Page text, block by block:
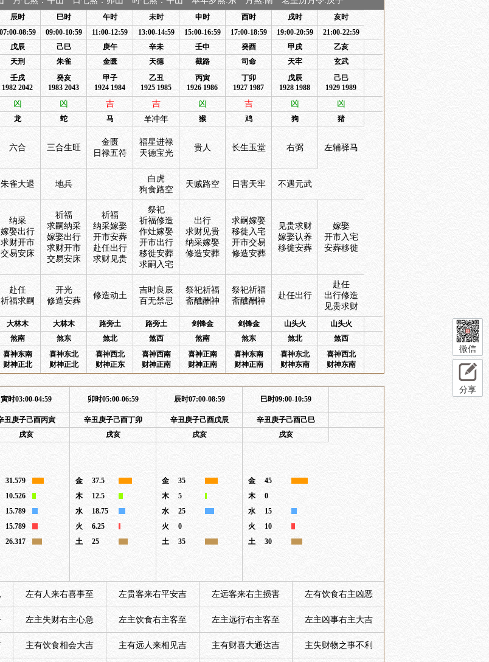
辰时 巳时 午时 未时 申时 酉时 戌时
亥时
07:00-08:59 09:00-10:59 11:00-12:59 13:00-14:59 15:00-16:59 17:00-18:59 19:00-20:59
21:00-22:59
戊辰 己巳 庚午 辛未 壬申 癸酉 甲戌
乙亥
天刑 朱雀 金匮 天德 截路 司命 天牢 玄武
壬戌
1982 2042
癸亥
1983 2043
甲子
1924 1984
乙丑
1925 1985
丙寅
1926 1986
丁卯
1927 1987
戊辰
1928 1988
己巳
1929 1989
凶 凶 吉 吉 凶 吉 凶 凶
龙 蛇 马 羊冲年 猴 鸡 狗 猪
六合 三合生旺
金匮
日禄五符
福星进禄
天德宝光
贵人 长生玉堂 右弼 左辅驿马
朱雀大退 地兵
白虎
狗食路空
天贼路空 日害天牢 不遇元武
纳采
嫁娶出行
求财开市
交易安床
祈福
求嗣纳采
嫁娶出行
求财开市
交易安床
祈福
纳采嫁娶
开市安葬
赴任出行
求财见贵
祭祀
祈福修造
作灶嫁娶
开市出行
移徙安葬
求嗣入宅
出行
求财见贵
纳采嫁娶
修造安葬
求嗣嫁娶
移徙入宅
开市交易
修造安葬
见贵求财
嫁娶认养
移徙安葬
嫁娶
开市入宅
安葬移徙
赴任
祈福求嗣
开光
修造安葬
修造动土
吉时良辰
百无禁忌
祭祀祈福
斋醮酬神
祭祀祈福
斋醮酬神
赴任出行
赴任
出行修造
见贵求财
大林木 大林木 路旁土 路旁土 剑锋金 剑锋金 山头火
山头火
煞南 煞东 煞北 煞西 煞南 煞东 煞北 煞西
喜神东南
财神正北
喜神东北
财神正北
喜神西北
财神正东
喜神西南
财神正南
喜神正南
财神正南
喜神东南
财神正南
喜神东北
财神东南
喜神西北
财神东南
寅时03:00-04:59 卯时05:00-06:59 辰时07:00-08:59 巳时09:00-10:59
丑庚子己酉丙寅 辛丑庚子己酉丁卯 辛丑庚子己酉戊辰
辛丑庚子己酉己巳
戌亥 戌亥 戌亥 戌亥
31.579
10.526
15.789
15.789
26.317
金
37.5
木
12.5
水
18.75
火
6.25
土
25
金
35
木
5
水
25
火
0
土
35
金
45
木
0
水
15
火
10
土
30
左有人来右喜事至 左贵客来右平安吉 左远客来右主损害 左有饮食右主凶恶
左主失财右主心急 左主饮食右主客至 左主远行右主客至 左主凶事右主大吉
主有饮食相会大吉 主有远人来相见吉 主有财喜大通达吉 主失财物之事不利
微信
分享